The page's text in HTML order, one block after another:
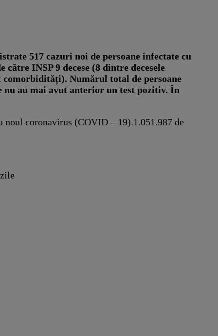
517 cazuri noi de persoane infectate cu
INSP 9 decese (8 dintre decesele
Numărul total de persoane
nu au mai avut anterior un test pozitiv. În
noul coronavirus (COVID – 19).1.051.987 de